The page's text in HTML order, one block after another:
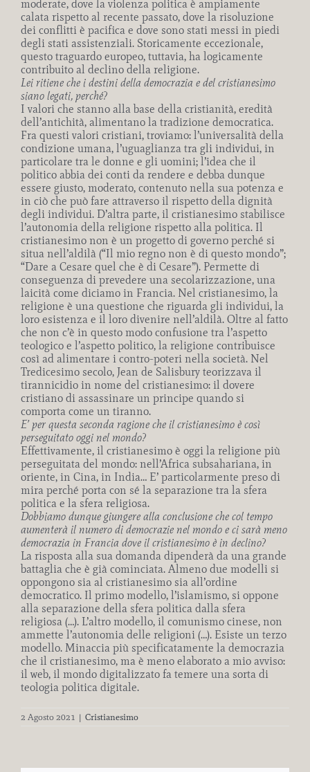
moderate, dove la violenza politica è ampiamente
calata rispetto al recente passato, dove la risoluzione
dei conflitti è pacifica e dove sono stati messi in piedi
degli stati assistenziali. Storicamente eccezionale,
questo traguardo europeo, tuttavia, ha logicamente
contribuito al declino della religione.
Lei ritiene che i destini della democrazia e del cristianesimo
siano legati, perché?
I valori che stanno alla base della cristianità, eredità
dell’antichità, alimentano la tradizione democratica.
Fra questi valori cristiani, troviamo: l’universalità della
condizione umana, l’uguaglianza tra gli individui, in
particolare tra le donne e gli uomini; l’idea che il
politico abbia dei conti da rendere e debba dunque
essere giusto, moderato, contenuto nella sua potenza e
in ciò che può fare attraverso il rispetto della dignità
degli individui. D’altra parte, il cristianesimo stabilisce
l’autonomia della religione rispetto alla politica. Il
cristianesimo non è un progetto di governo perché si
situa nell’aldilà (“Il mio regno non è di questo mondo”;
“Dare a Cesare quel che è di Cesare”). Permette di
conseguenza di prevedere una secolarizzazione, una
laicità come diciamo in Francia. Nel cristianesimo, la
religione è una questione che riguarda gli individui, la
loro esistenza e il loro divenire nell’aldilà. Oltre al fatto
che non c’è in questo modo confusione tra l’aspetto
teologico e l’aspetto politico, la religione contribuisce
così ad alimentare i contro-poteri nella società. Nel
Tredicesimo secolo, Jean de Salisbury teorizzava il
tirannicidio in nome del cristianesimo: il dovere
cristiano di assassinare un principe quando si
comporta come un tiranno.
E’ per questa seconda ragione che il cristianesimo è così
perseguitato oggi nel mondo?
Effettivamente, il cristianesimo è oggi la religione più
perseguitata del mondo: nell’Africa subsahariana, in
oriente, in Cina, in India… E’ particolarmente preso di
mira perché porta con sé la separazione tra la sfera
politica e la sfera religiosa.
Dobbiamo dunque giungere alla conclusione che col tempo
aumenterà il numero di democrazie nel mondo e ci sarà meno
democrazia in Francia dove il cristianesimo è in declino?
La risposta alla sua domanda dipenderà da una grande
battaglia che è già cominciata. Almeno due modelli si
oppongono sia al cristianesimo sia all’ordine
democratico. Il primo modello, l’islamismo, si oppone
alla separazione della sfera politica dalla sfera
religiosa (…). L’altro modello, il comunismo cinese, non
ammette l’autonomia delle religioni (…). Esiste un terzo
modello. Minaccia più specificatamente la democrazia
che il cristianesimo, ma è meno elaborato a mio avviso:
il web, il mondo digitalizzato fa temere una sorta di
teologia politica digitale.
2 Agosto 2021 | Cristianesimo